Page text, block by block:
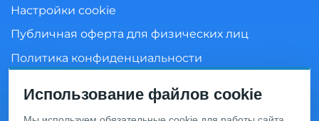
Настройки cookie
Публичная оферта для физических лиц
Политика конфиденциальности
Использование файлов cookie